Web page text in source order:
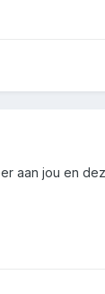
aan jou en